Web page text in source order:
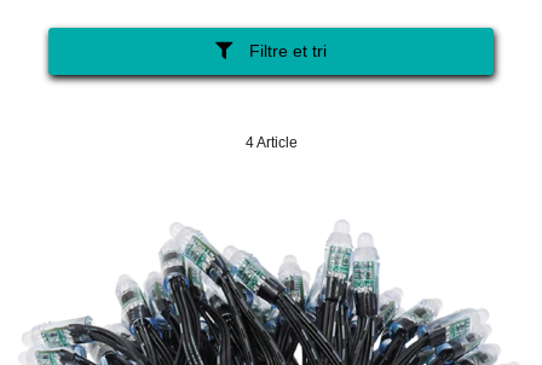
Filtre et tri
4 Article